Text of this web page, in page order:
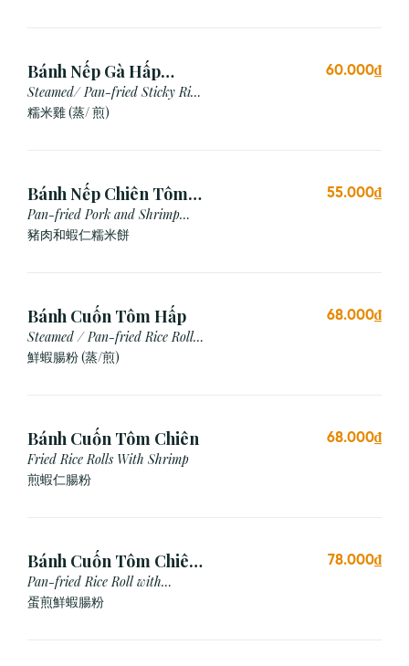
Bánh Nếp Gà Hấp
/Chiên (2 cái)
Steamed/ Pan-fried Sticky Rice
Chicken
糯米雞 (蒸/ 煎)
60.000₫
Bánh Nếp Chiên Tôm
Thịt (3 Cái)
Pan-fried Pork and Shrimp
Glutinous Rice Cake
豬肉和蝦仁糯米餅
55.000₫
Bánh Cuốn Tôm Hấp
Steamed / Pan-fried Rice Roll
with Shrimp
鮮蝦腸粉 (蒸/煎)
68.000₫
Bánh Cuốn Tôm Chiên
Fried Rice Rolls With Shrimp
煎蝦仁腸粉
68.000₫
Bánh Cuốn Tôm Chiên
Trứng
Pan-fried Rice Roll with
Shrimp & Egg
蛋煎鮮蝦腸粉
78.000₫